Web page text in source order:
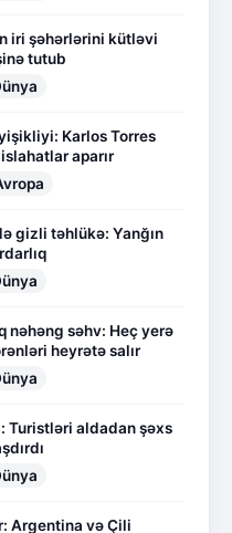
iri şəhərlərini kütləvi
tutub
Karlos Torres
aparır
gizli təhlükə: Yanğın
nəhəng səhv: Heç yerə
heyrətə salır
Turistləri aldadan şəxs
Argentina və Çili